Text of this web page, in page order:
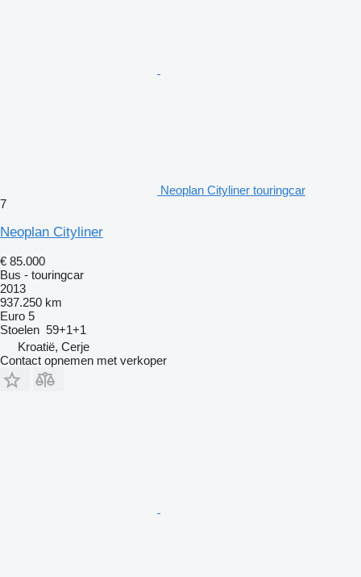
Neoplan Cityliner touringcar
7
Neoplan Cityliner
€ 85.000
Bus - touringcar
2013
937.250 km
Euro 5
Stoelen 59+1+1
Kroatië, Cerje
Contact opnemen met verkoper